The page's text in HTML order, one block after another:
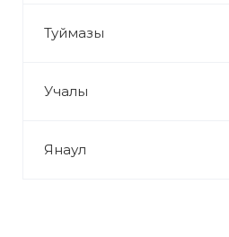
Туймазы
Учалы
Янаул